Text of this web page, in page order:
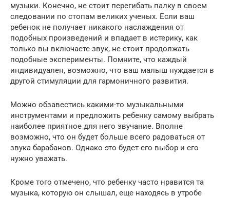
музыки. Конечно, не стоит перегибать палку в своем
следовании по стопам великих ученых. Если ваш
ребенок не получает никакого наслаждения от
подобных произведений и впадает в истерику, как
только вы включаете звук, не стоит продолжать
подобные эксперименты. Помните, что каждый
индивидуален, возможно, что ваш малыш нуждается в
другой стимуляции для гармоничного развития.
Можно обзавестись какими-то музыкальными
инструментами и предложить ребенку самому выбрать
наиболее приятное для него звучание. Вполне
возможно, что он будет больше всего радоваться от
звука барабанов. Однако это будет его выбор и его
нужно уважать.
Кроме того отмечено, что ребенку часто нравится та
музыка, которую он слышал, еще находясь в утробе